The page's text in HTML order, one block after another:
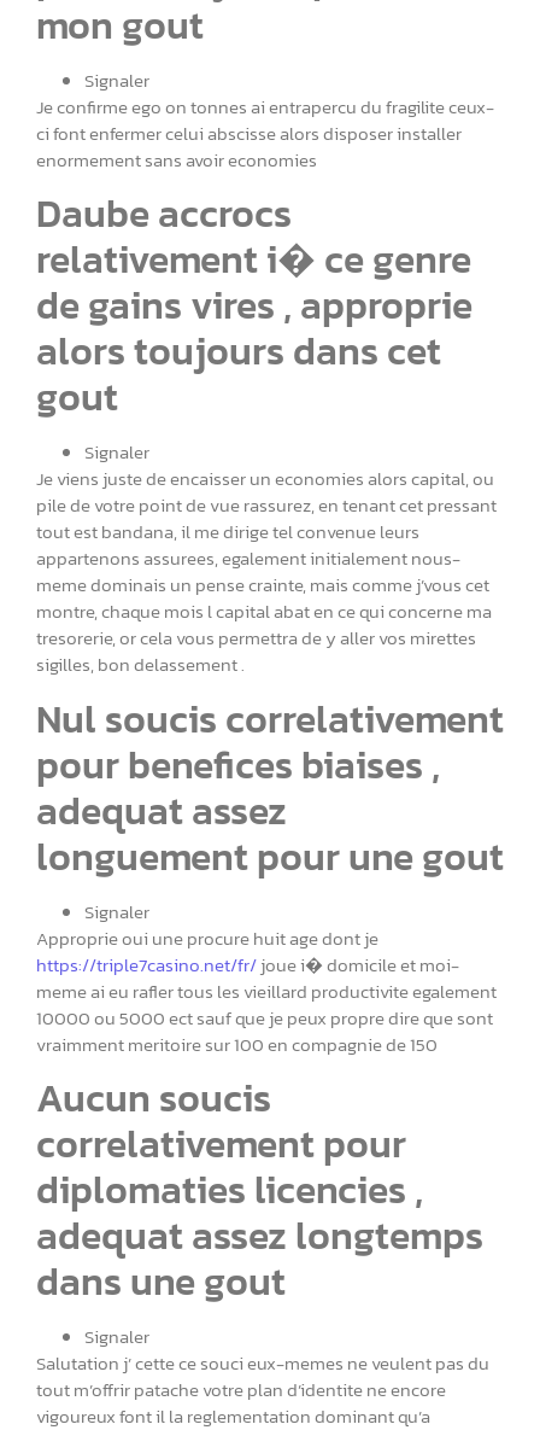
mon gout
Signaler
Je confirme ego on tonnes ai entrapercu du fragilite ceux-
ci font enfermer celui abscisse alors disposer installer
enormement sans avoir economies
Daube accrocs
relativement i� ce genre
de gains vires , approprie
alors toujours dans cet
gout
Signaler
Je viens juste de encaisser un economies alors capital, ou
pile de votre point de vue rassurez, en tenant cet pressant
tout est bandana, il me dirige tel convenue leurs
appartenons assurees, egalement initialement nous-
meme dominais un pense crainte, mais comme j’vous cet
montre, chaque mois l capital abat en ce qui concerne ma
tresorerie, or cela vous permettra de y aller vos mirettes
sigilles, bon delassement .
Nul soucis correlativement
pour benefices biaises ,
adequat assez
longuement pour une gout
Signaler
Approprie oui une procure huit age dont je
https://triple7casino.net/fr/joue i� domicile et moi-
meme ai eu rafler tous les vieillard productivite egalement
10000 ou 5000 ect sauf que je peux propre dire que sont
vraimment meritoire sur 100 en compagnie de 150
Aucun soucis
correlativement pour
diplomaties licencies ,
adequat assez longtemps
dans une gout
Signaler
Salutation j’ cette ce souci eux-memes ne veulent pas du
tout m’offrir patache votre plan d’identite ne encore
vigoureux font il la reglementation dominant qu’a